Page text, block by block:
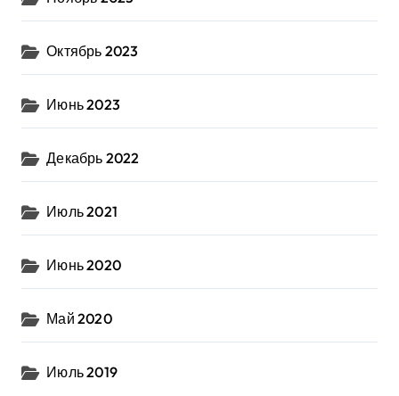
Октябрь 2023
Июнь 2023
Декабрь 2022
Июль 2021
Июнь 2020
Май 2020
Июль 2019